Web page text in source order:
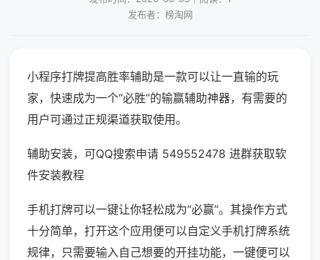
发布者：榜淘网
小程序打牌提高胜率辅助是一款可以让一直输的玩
家，快速成为一个“必胜”的输赢辅助神器，有需要的
用户可通过正规渠道获取使用。
辅助安装，可QQ搜索申请 549552478 进群获取软
件安装教程
手机打牌可以一键让你轻松成为“必赢”。其操作方式
十分简单，打开这个应用便可以自定义手机打牌系统
规律，只需要输入自己想要的开挂功能，一键便可以